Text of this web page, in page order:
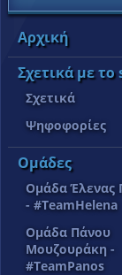
Αρχική
Σχετικά με το
Σχετικά
Ψηφοφορίες
Ομάδες
Ομάδα Έλενας Παπαρίζου
- #TeamHelena
Ομάδα Πάνου
Μουζουράκη -
#TeamPanos